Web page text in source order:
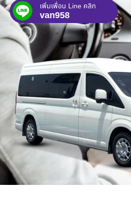
เพิ่มเพื่อน Line คลิก
van958